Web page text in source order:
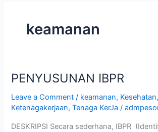
keamanan
PENYUSUNAN IBPR
Leave a Comment / keamanan, Kesehatan,
Ketenagakerjaan,Tenaga KerJa /
DESKRIPSI Secara sederhana, IBPR
PENYUSUNAN